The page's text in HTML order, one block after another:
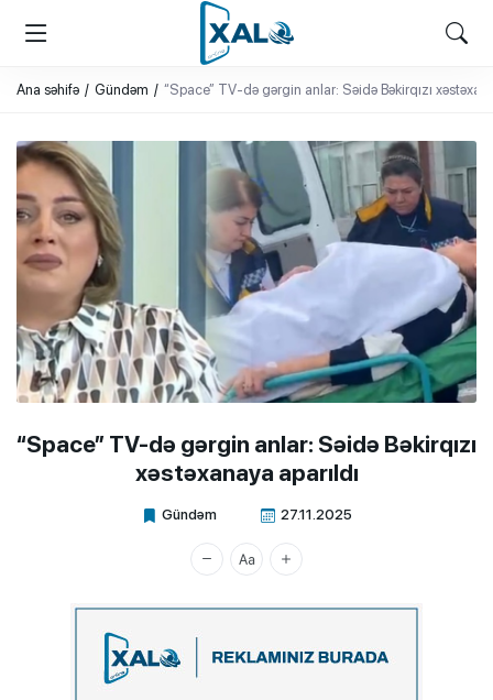
XALQ.ONLINE
ONLAYN PLATFORMA
Ana səhifə Gündəm “Space” TV-də gərgin anlar: Səidə Bəkirqızı
“Space” TV-də gərgin anlar: Səidə Bəkirqızı
xəstəxanaya aparıldı
Gündəm 27.11.2025
Xalq.Online